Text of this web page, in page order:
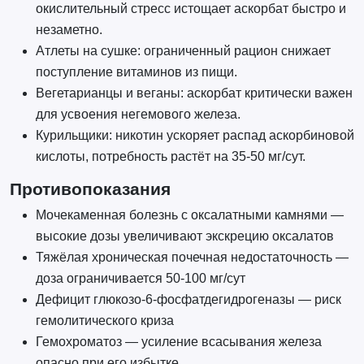
окислительный стресс истощает аскорбат быстро и
незаметно.
Атлеты на сушке: ограниченный рацион снижает
поступление витаминов из пищи.
Вегетарианцы и веганы: аскорбат критически важен
для усвоения негемового железа.
Курильщики: никотин ускоряет распад аскорбиновой
кислоты, потребность растёт на 35-50 мг/сут.
Противопоказания
Мочекаменная болезнь с оксалатными камнями —
высокие дозы увеличивают экскрецию оксалатов
Тяжёлая хроническая почечная недостаточность —
доза ограничивается 50-100 мг/сут
Дефицит глюкозо-6-фосфатдегидрогеназы — риск
гемолитического криза
Гемохроматоз — усиление всасывания железа